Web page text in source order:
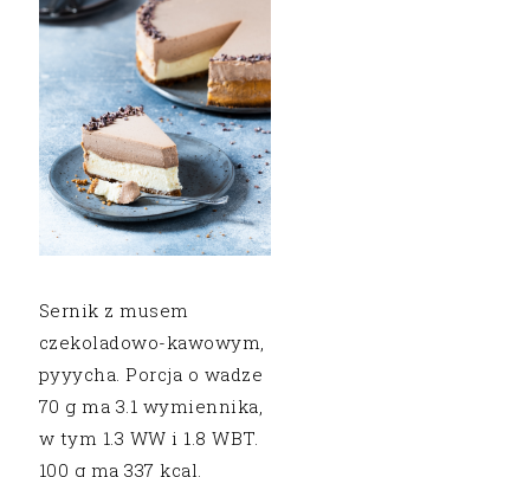
Sernik z musem
czekoladowo-kawowym,
pyyycha. Porcja o wadze
70 g ma 3.1 wymiennika,
w tym 1.3 WW i 1.8 WBT.
100 g ma 337 kcal.